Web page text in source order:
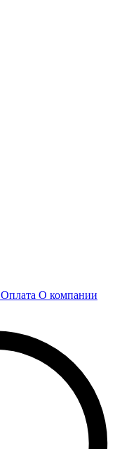
Оплата О компании